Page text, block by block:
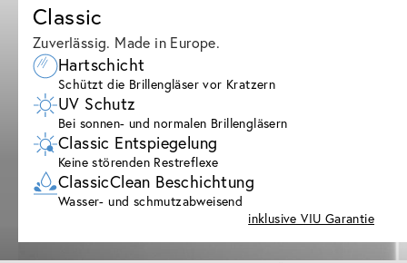
Classic
Zuverlässig. Made in Europe.
Hartschicht
Schützt die Brillengläser vor Kratzern
UV Schutz
Bei sonnen- und normalen Brillengläsern
Classic Entspiegelung
Keine störenden Restreflexe
ClassicClean Beschichtung
Wasser- und schmutzabweisend
inklusive VIU Garantie